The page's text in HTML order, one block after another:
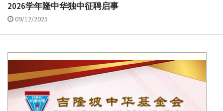
2026学年隆中华独中征聘启事
09/12/2025